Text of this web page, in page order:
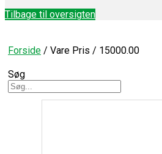
Tilbage til oversigten
Forside / Vare Pris / 15000.00
Søg